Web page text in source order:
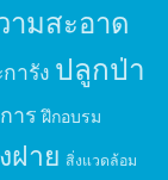
ามสะอาด
ารัง ปลูกป่า
าร ฝึกอบรม
ฝาย สิ่งแวดล้อม